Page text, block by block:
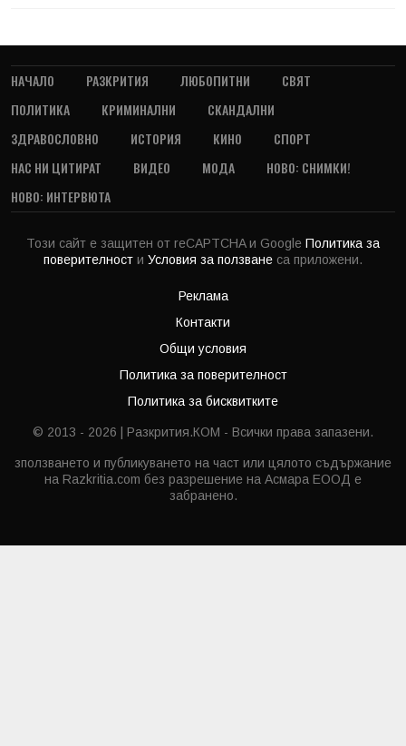
НАЧАЛО РАЗКРИТИЯ ЛЮБОПИТНИ
СВЯТ
ПОЛИТИКА
КРИМИНАЛНИ
СКАНДАЛНИ
ЗДРАВОСЛОВНО
ИСТОРИЯ КИНО
СПОРТ
НАС НИ ЦИТИРАТ
ВИДЕО МОДА
НОВО: СНИМКИ!
НОВО: ИНТЕРВЮТА
Този сайт е защитен от reCAPTCHA и Google Политика за
поверителност и Условия за ползване са приложени.
Реклама
Контакти
Общи условия
Политика за поверителност
Политика за бисквитките
© 2013 - 2026 | Разкрития.КОМ - Всички права запазени.
зползването и публикуването на част или цялото съдържание
на Razkritia.com без разрешение на Асмара ЕООД е
забранено.